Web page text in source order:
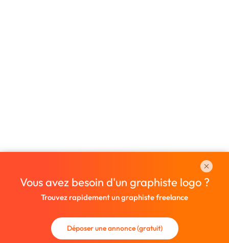
Vous avez besoin d'un graphiste logo ?
Trouvez rapidement un graphiste freelance
Déposer une annonce (gratuit)